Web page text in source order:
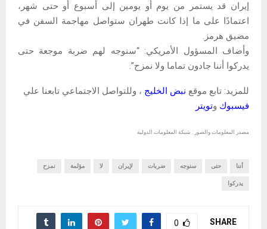
إيران قد يستمر من يوم أو يومين إلى أسبوع أو حتى شهر،
اعتمادًا على ما إذا كانت طهران ستواصل مهاجمة السفن في
مضيق هرمز.
وأضاف المسؤول الأمريكي: “سنوجه لهم ضربة موجعة حتى
يدركوا أننا جادون تماما ولا نمزح”.
للمزيد: تابع موقع نبض الخليج ، وللتواصل الاجتماعي تابعنا علي
فيسبوك وتويتر
مصدر المعلومات والصور : شبكة المعلومات الدولية
أننا حتى سنوجه ضربات لإيران لا مؤلمة نمزح
يدركوا
SHARE
0